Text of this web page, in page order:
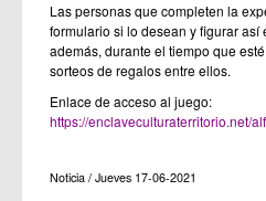
Las personas que completen la
formulario si lo desean y figurar
además, durante el tiempo que
sorteos de regalos entre ellos.
Enlace de acceso al juego:
https://enclaveculturaterritorio.net/
Noticia / Jueves 17-06-2021